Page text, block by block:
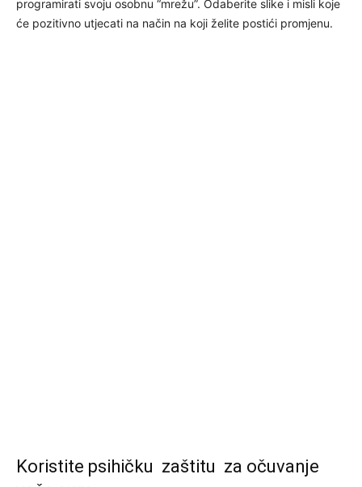
programirati svoju osobnu “mrežu”. Odaberite slike i misli koje
će pozitivno utjecati na način na koji želite postići promjenu.
Koristite psihičku zaštitu za očuvanje